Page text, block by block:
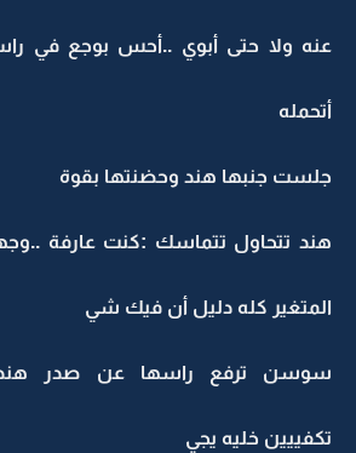
عنه ولا حتى أبوي ..أحس بوجع في
أتحمله
جلست جنبها هند وحضنتها بقوة
هند تتحاول تتماسك :كنت عارفة
المتغير كله دليل أن فيك شي
سوسن ترفع راسها عن صدر
تكفييين خليه يجي